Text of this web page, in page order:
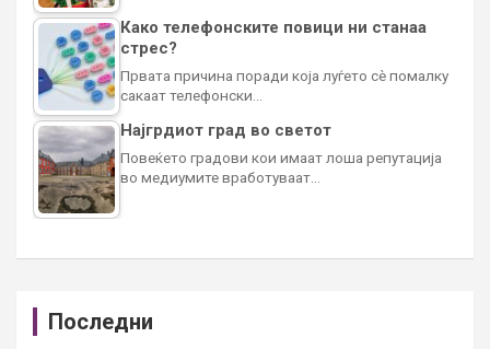
Како телефонските повици ни станаа
стрес?
Првата причина поради која луѓето сè помалку
сакаат телефонски…
Најгрдиот град во светот
Повеќето градови кои имаат лоша репутација
во медиумите вработуваат…
Последни